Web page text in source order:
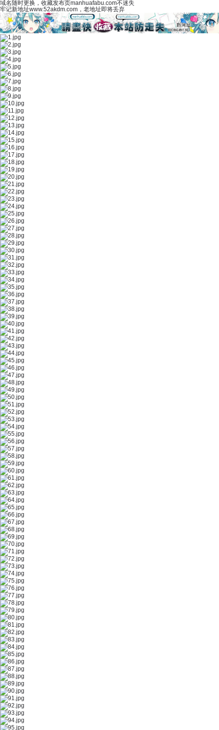
域名随时更换，收藏发布页manhuafabu.com不迷失
牢记新地址www.52akdm.com，老地址即将丢弃